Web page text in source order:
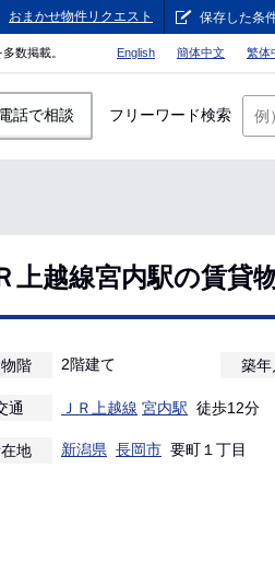
おまかせ物件リクエスト 保存した条
数掲載。 English 簡体中文 繁体
電話で相談 フリーワード検索
上越線宮内駅の賃貸
階 2階建て 築年
通 ＪＲ上越線 宮内駅 徒歩12分
地 新潟県 長岡市 要町１丁目